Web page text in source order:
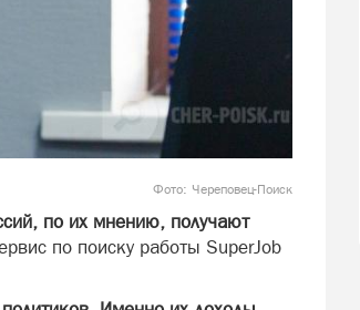
Фото: Череповец-Поиск
по их мнению, получают
по поиску работы SuperJob